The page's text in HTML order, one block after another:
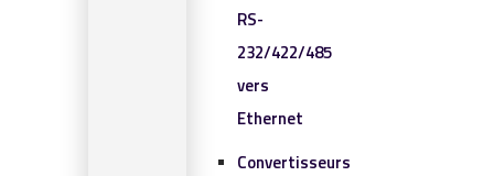
RS-
232/422/485
vers
Ethernet
Convertisseurs